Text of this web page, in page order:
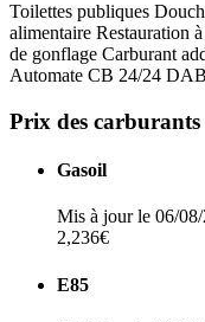
Toilettes publiques
alimentaire Restauration
de gonflage Carburant
Automate CB 24/24
Prix des carburants
Gasoil
Mis à jour le 06/
2,236€
E85